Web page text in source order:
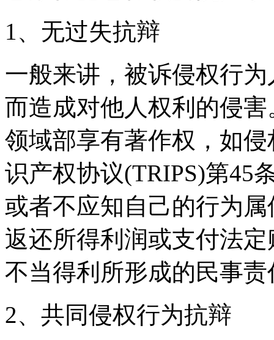
1、无过失抗辩
一般来讲，被诉侵权行
而造成对他人权利的侵
领域部享有著作权，如
识产权协议(TRIPS)第45
或者不应知自己的行为
返还所得利润或支付法
不当得利所形成的民事责
2、共同侵权行为抗辩